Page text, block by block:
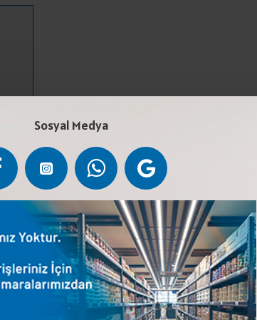
Sosyal Medya